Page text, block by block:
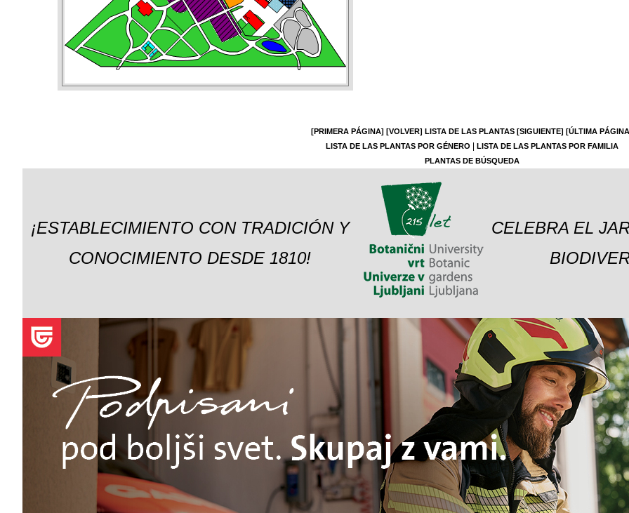
[PRIMERA PÁGINA] [VOLVER] LISTA DE LAS PLANTAS [SIGUIENTE] [ÚLTIMA
LISTA DE LAS PLANTAS POR GÉNERO
LISTA DE LAS PLANTAS POR FAMILIA
PLANTAS DE BÚSQUEDA
¡ESTABLECIMIENTO CON TRADICIÓN Y
CONOCIMIENTO DESDE 1810!
CELEBRA EL